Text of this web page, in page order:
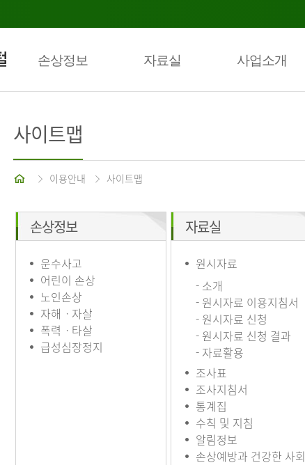
손상정보 자료실 사업소개
사이트맵
홈 이용안내 사이트맵
손상정보
운수사고
어린이 손상
노인손상
자해ㆍ자살
폭력ㆍ타살
급성심장정지
자료실
원시자료
- 소개
- 원시자료 이용지침서
- 원시자료 신청
- 원시자료 신청 결과
- 자료활용
조사표
조사지침서
통계집
수칙 및 지침
알림정보
손상예방과 건강한 사회